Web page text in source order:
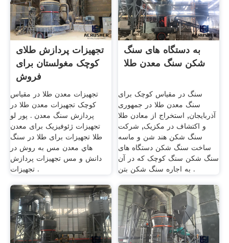
تجهیزات پردازش طلای
کوچک مغولستان برای
فروش
تجهیزات معدن طلا در مقیاس
کوچک تجهیزات معدن طلا در
پردازش سنگ معدن . پور لو
تجهیزات ژئوفیزیک برای معدن
طلا تجهیزات برای طلا در سنگ
هاي معدن مس به روش در
دانش و مس تجهیزات پردازش
تجهیزات .
به دستگاه های سنگ
شکن سنگ معدن طلا
سنگ در مقیاس کوچک برای
سنگ معدن طلا در جمهوری
آذربایجان, استخراج از معادن طلا
و اکتشاف در مکزیک, شرکت
سنگ شکن هند شن و ماسه
ساخت سنگ شکن دستگاه های
سنگ شکن سنگ کوچک که در آن
به اجاره سنگ شکن بتن .